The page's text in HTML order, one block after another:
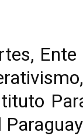
Ente